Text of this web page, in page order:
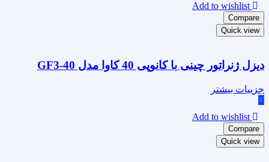
Add to wishlist
Compare
Quick view
دیزل ژنراتور چینی با کانوپی 40 کاوا مدل GF3-40
جزییات بیشتر
Add to wishlist
Compare
Quick view